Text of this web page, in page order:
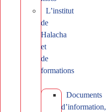
L’institut
de
Halacha
et
de
formations
Documents
d’information,